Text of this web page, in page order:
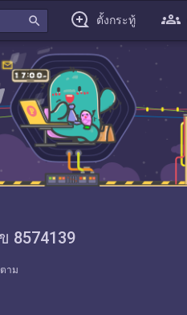
search ตั้งกระทู้
8574139
าม